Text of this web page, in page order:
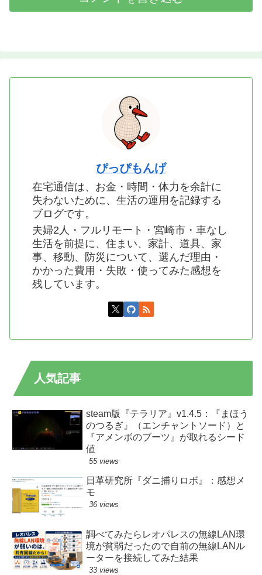
ぴっぴもんげ
在宅通信は、お金・時間・体力を余計に
失わないために、生活の運用を記録する
ブログです。
夫婦2人・フルリモート・宮崎市・車なし
生活を前提に、住まい、家計、道具、家
事、移動、防災について、選んだ理由・
かかった費用・失敗・使ってみた感想を
残しています。
人気記事
steam版『テラリア』v1.4.5：『まほう
のつるぎ』（エンチャントソード）と
『アメンボのブーツ』が取れるシード
値
55 views
日革研究所『ダニ捕りロボ』：感想メ
モ
36 views
調べてみたらレオパレスの無線LAN環
境が貧弱だったので自前の無線LANル
ーターを接続してみた結果
33 views